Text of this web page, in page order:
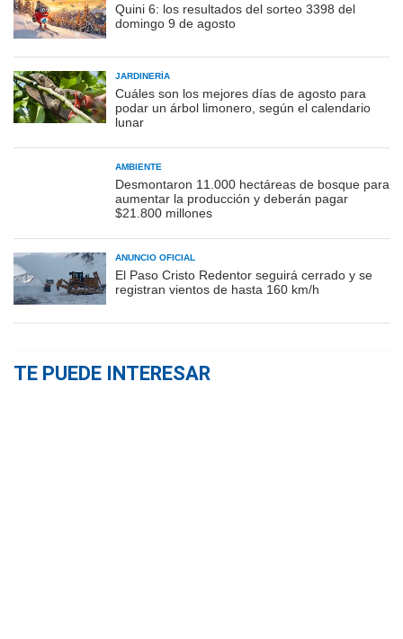
Quini 6: los resultados del sorteo 3398 del
domingo 9 de agosto
JARDINERÍA
Cuáles son los mejores días de agosto para
podar un árbol limonero, según el calendario
lunar
AMBIENTE
Desmontaron 11.000 hectáreas de bosque para
aumentar la producción y deberán pagar
$21.800 millones
ANUNCIO OFICIAL
El Paso Cristo Redentor seguirá cerrado y se
registran vientos de hasta 160 km/h
TE PUEDE INTERESAR